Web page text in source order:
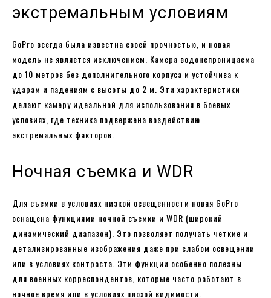
экстремальным условиям
GoPro всегда была известна своей прочностью, и новая
модель не является исключением. Камера водонепроницаема
до 10 метров без дополнительного корпуса и устойчива к
ударам и падениям с высоты до 2 м. Эти характеристики
делают камеру идеальной для использования в боевых
условиях, где техника подвержена воздействию
экстремальных факторов.
Ночная съемка и WDR
Для съемки в условиях низкой освещенности новая GoPro
оснащена функциями ночной съемки и WDR (широкий
динамический диапазон). Это позволяет получать четкие и
детализированные изображения даже при слабом освещении
или в условиях контраста. Эти функции особенно полезны
для военных корреспондентов, которые часто работают в
ночное время или в условиях плохой видимости.